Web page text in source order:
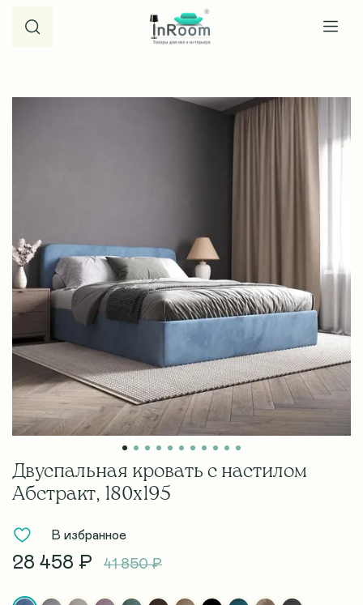
Двуспальная кровать с настилом
Абстракт, 180х195
В избранное
28 458 ₽ 41 850 ₽